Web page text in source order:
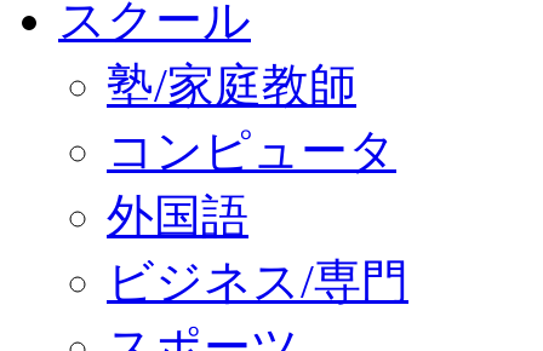
スクール
塾/家庭教師
コンピュータ
外国語
ビジネス/専門